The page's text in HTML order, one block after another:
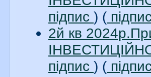
підпис ) (
2й кв
підпис ) (